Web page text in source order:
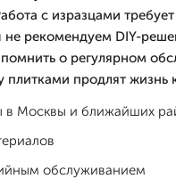
с изразцами
рекомендуем DIY-
о регулярном
продлят жизнь
в Москвы и ближайших
обслуживанием